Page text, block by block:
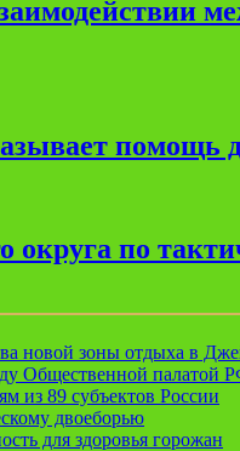
помощь
по
новой зоны отдыха в
Общественной палатой
из 89 субъектов России
двоеборью
для здоровья горожан